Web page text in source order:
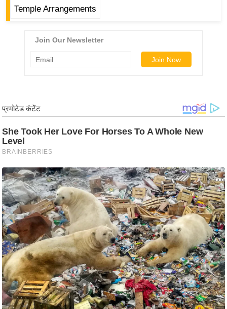
ज
ज
ग
बॉ
ली
वु
ड
हॉ
ली
वु
ड
फि
ल्म
Temple Arrangements